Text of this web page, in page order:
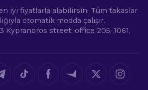
iyi fiyatlarla alabilirsin. Tüm takaslar
otomatik modda çalışır.
Kypranoros street, office 205, 1061,